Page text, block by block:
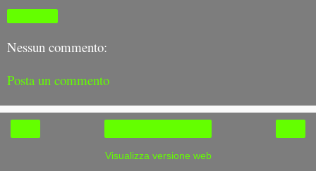
Nessun commento:
Posta un commento
Visualizza versione web